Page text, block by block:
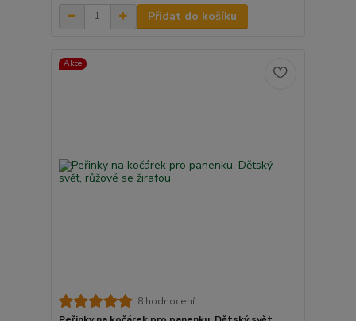
Přidat do košíku
Akce
8 hodnocení